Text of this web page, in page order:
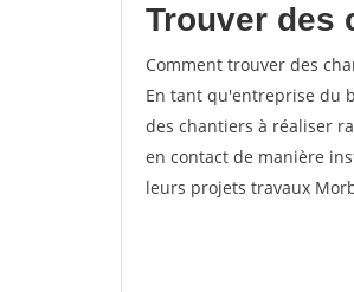
Trouver des
Comment trouver des
En tant qu'entreprise du
des chantiers à réaliser
en contact de manière
leurs projets travaux